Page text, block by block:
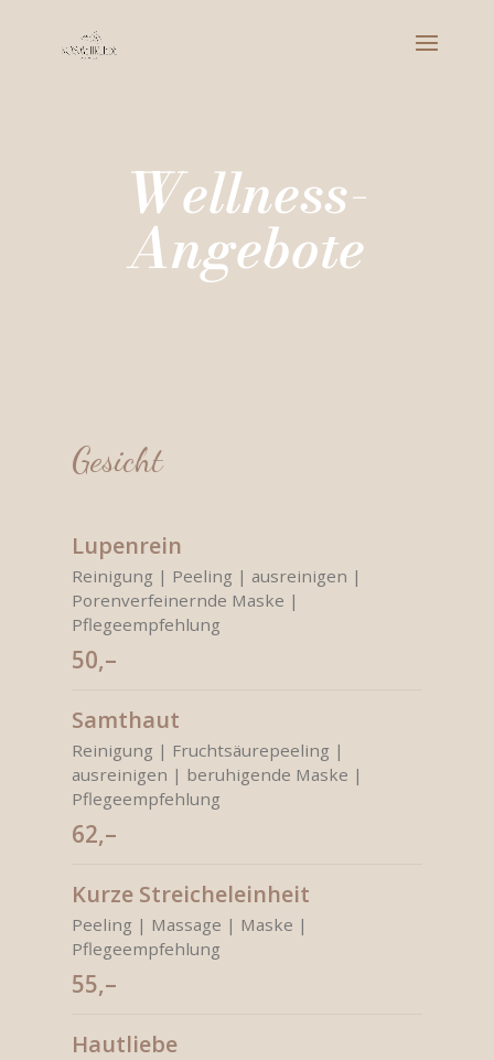
Wellness-
Angebote
Gesicht
Lupenrein
Reinigung | Peeling | ausreinigen |
Porenverfeinernde Maske |
Pflegeempfehlung
50,–
Samthaut
Reinigung | Fruchtsäurepeeling |
ausreinigen | beruhigende Maske |
Pflegeempfehlung
62,–
Kurze Streicheleinheit
Peeling | Massage | Maske |
Pflegeempfehlung
55,–
Hautliebe